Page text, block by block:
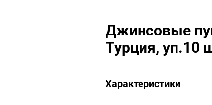
Джинсовые
Турция, уп.10
Характеристики